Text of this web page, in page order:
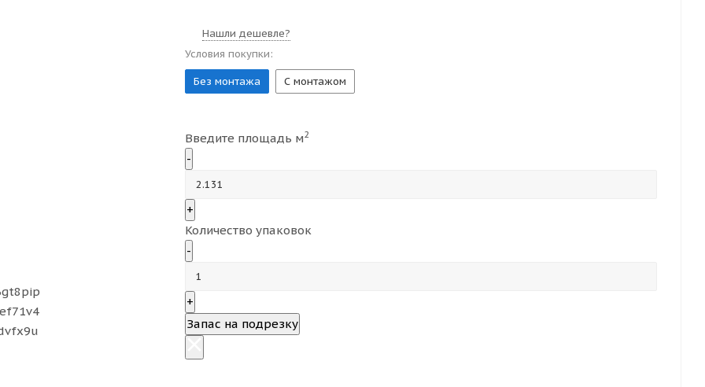
Нашли дешевле?
Условия покупки:
Без монтажа С монтажом
Введите площадь м2
-
+
Количество упаковок
-
+
Запас на подрезку